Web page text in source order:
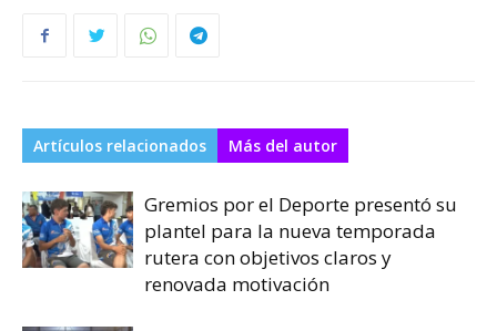
Artículos relacionados Más del autor
Gremios por el Deporte presentó su
plantel para la nueva temporada
rutera con objetivos claros y
renovada motivación